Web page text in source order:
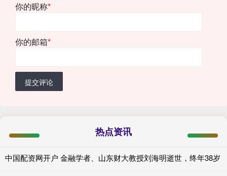
你的昵称*
你的邮箱*
提交评论
热点资讯
中国配资网开户 金融学者、山东财大教授刘海明逝世，终年38岁